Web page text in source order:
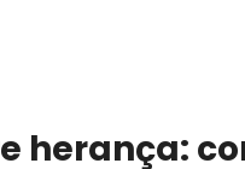
herança: